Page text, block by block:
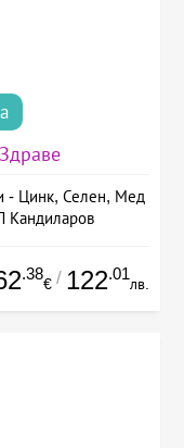
- Цинк, Селен, Мед
Кандиларов
.38
€ / 122.01
лв.